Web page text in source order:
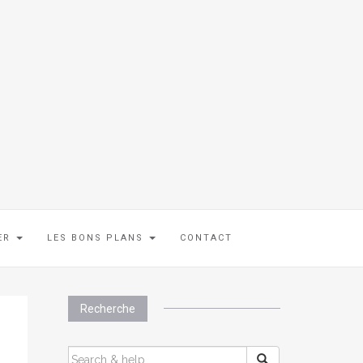
LES BONS PLANS CONTACT
Recherche
SEARCH